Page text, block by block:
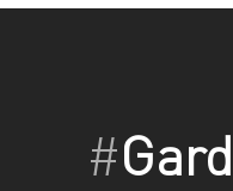
#Gard